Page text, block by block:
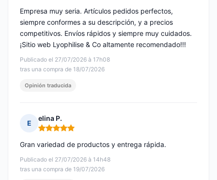
Publicado el 27/07/2026 à 17h08
tras una compra de 18/07/2026
Empresa muy seria. Artículos pedidos perfectos,
siempre conformes a su descripción, y a precios
competitivos. Envíos rápidos y siempre muy cuidados.
¡Sitio web Lyophilise & Co altamente recomendado!!!
Opinión traducida
E
elina P.
Nota: 5 de 5
Publicado el 27/07/2026 à 14h48
tras una compra de 19/07/2026
Gran variedad de productos y entrega rápida.